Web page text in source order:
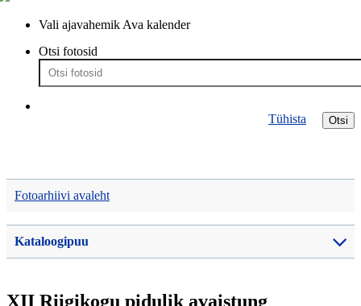
Vali ajavahemik Ava kalender
Otsi fotosid
Otsi
Tühista
Fotoarhiivi avaleht
Kataloogipuu
XII Riigikogu pidulik avaistung